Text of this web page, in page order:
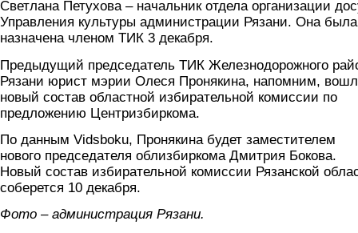
Светлана Петухова – начальник отдела организации
Управления культуры администрации Рязани. Она была
назначена членом ТИК 3 декабря.
Предыдущий председатель ТИК Железнодорожного
Рязани юрист мэрии Олеся Пронякина, напомним,
новый состав областной избирательной комиссии по
предложению Центризбиркома.
По данным Vidsboku, Пронякина будет заместителем
нового председателя облизбиркома Дмитрия Бокова.
Новый состав избирательной комиссии Рязанской
соберется 10 декабря.
Фото – администрация Рязани.